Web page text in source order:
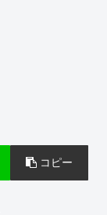
コピー